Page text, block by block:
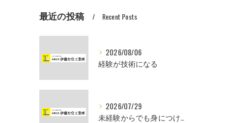
最近の投稿 Recent Posts
2026/08/06
経験が技術になる
2026/07/29
未経験からでも身につけられるスキル